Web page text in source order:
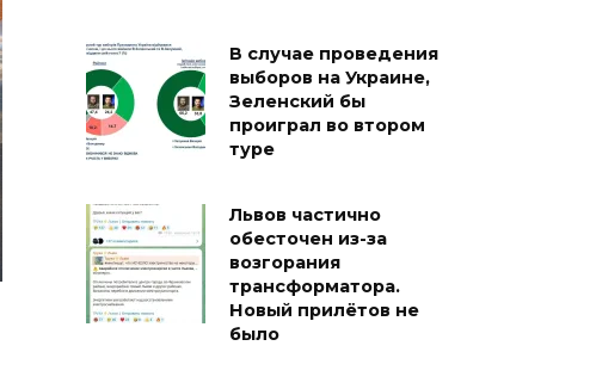
В случае проведения
выборов на Украине,
Зеленский бы
проиграл во втором
туре
Львов частично
обесточен из-за
возгорания
трансформатора.
Новый прилётов не
было